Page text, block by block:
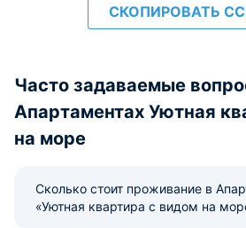
СКОПИРОВАТЬ
Часто задаваемые
Апартаментах Уютная
на море
Сколько стоит проживание в
«Уютная квартира с видом на